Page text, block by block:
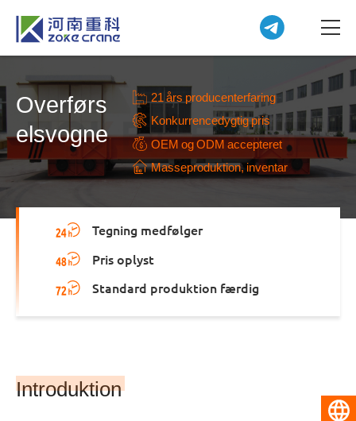
Overførs
elsvogne
21 års producenterfaring
Konkurrencedygtig pris
OEM og ODM accepteret
Masseproduktion, inventar
Tegning medfølger
Pris oplyst
Standard produktion færdig
Introduktion
Dansk